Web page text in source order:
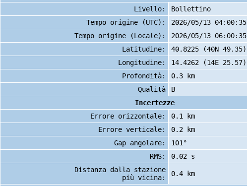
Livello:
Bollettino
Tempo origine (UTC):
2026/05/13 04:00:35
Tempo origine (Locale):
2026/05/13 06:00:35
Latitudine:
40.8225 (40N 49.35)
Longitudine:
14.4262 (14E 25.57)
Profondità:
0.3 km
Qualità
B
Incertezze
Errore orizzontale:
0.1 km
Errore verticale:
0.2 km
Gap angolare:
101°
RMS:
0.02 s
Distanza dalla stazione
più vicina:
0.4 km